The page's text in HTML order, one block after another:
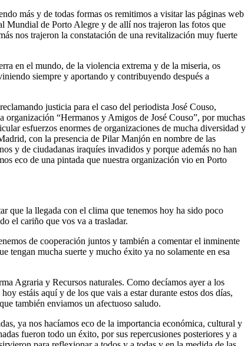
más y de todas formas os remitimos a visitar las páginas web
Mundial de Porto Alegre y de allí nos trajeron las fotos que
nos trajeron la constatación de una revitalización muy fuerte
en el mundo, de la violencia extrema y de la miseria, os
siempre y aportando y contribuyendo después a
justicia para el caso del periodista José Couso,
“Hermanos y Amigos de José Couso”, por muchas
esfuerzos enormes de organizaciones de mucha diversidad y
con la presencia de Pilar Manjón en nombre de las
y de ciudadanas iraquíes invadidos y porque además no han
eco de una pintada que nuestra organización vio en Porto
que la llegada con el clima que tenemos hoy ha sido poco
el cariño que vos va a trasladar.
de cooperación juntos y también a comentar el inminente
mucha suerte y mucho éxito ya no solamente en esa
Agraria y Recursos naturales. Como decíamos ayer a los
estáis aquí y de los que vais a estar durante estos dos días,
también enviamos un afectuoso saludo.
ya nos hacíamos eco de la importancia económica, cultural y
fueron todo un éxito, por sus repercusiones posteriores y a